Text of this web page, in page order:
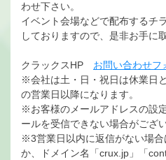
わせ下さい。
イベント会場などで配布するチ
しておりますので、是非お手に
クラックスHP お問い合わせフ
※会社は土・日・祝日は休業日
の営業日以降になります。
※お客様のメールアドレスの設
ールを受信できない場合がござい
※3営業日以内に返信がない場合
か、ドメイン名「crux.jp」「